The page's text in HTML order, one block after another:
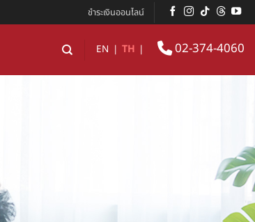
ชำระเงินออนไลน์
EN | TH | 02-374-4060